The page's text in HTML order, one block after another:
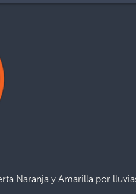
Naranja y Amarilla por